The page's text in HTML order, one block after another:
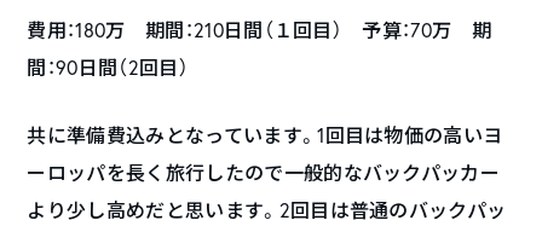
費用：180万 期間：210日間（１回目） 予算：70万 期
間：90日間（2回目）
共に準備費込みとなっています。1回目は物価の高いヨ
ーロッパを長く旅行したので一般的なバックパッカー
より少し高めだと思います。2回目は普通のバックパッ